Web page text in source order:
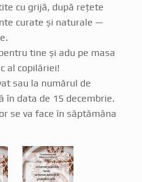
cu grijă, după rețete
curate și naturale —
tine și adu pe masa
al copilăriei!
sau la numărul de
în data de 15 decembrie.
se va face în săptămâna